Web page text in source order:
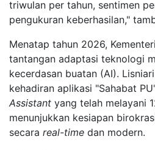
triwulan per tahun, sentimen
pengukuran keberhasilan,"
Menatap tahun 2026,
tantangan adaptasi teknologi
kecerdasan buatan (AI).
kehadiran aplikasi "Sahabat
Assistant yang telah melayani
menunjukkan kesiapan
secara real-time dan modern.